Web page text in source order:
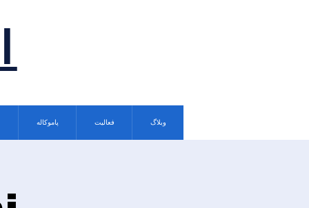
پاموکاله فعالیت وبلاگ